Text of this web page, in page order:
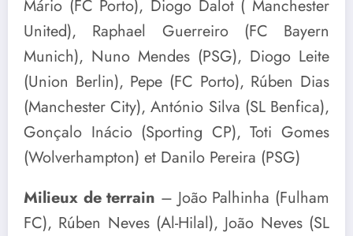
Mário (FC Porto), Diogo Dalot ( Manchester
United), Raphael Guerreiro (FC Bayern
Munich), Nuno Mendes (PSG), Diogo Leite
(Union Berlin), Pepe (FC Porto), Rúben Dias
(Manchester City), António Silva (SL Benfica),
Gonçalo Inácio (Sporting CP), Toti Gomes
(Wolverhampton) et Danilo Pereira (PSG)
Milieux de terrain – João Palhinha (Fulham
FC), Rúben Neves (Al-Hilal), João Neves (SL